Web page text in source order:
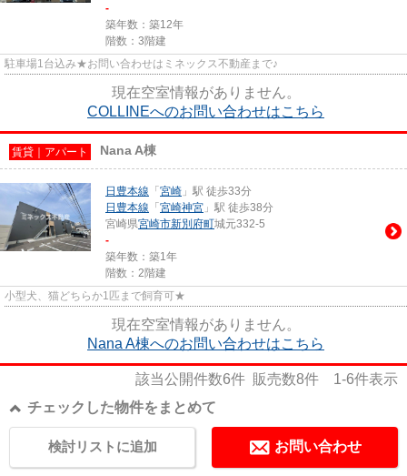
-
築年数：築12年
階数：3階建
駐車場1台込み★お問い合わせはミネックス不動産まで♪
現在空室情報がありません。
COLLINEへのお問い合わせはこちら
賃貸｜アパート Nana A棟
日豊本線 「 宮崎 」駅 徒歩33分
日豊本線 「 宮崎神宮 」駅 徒歩38分
宮崎県宮崎市新別府町城元332-5
-
築年数：築1年
階数：2階建
小型犬、猫どちらか1匹まで飼育可★
現在空室情報がありません。
Nana A棟へのお問い合わせはこちら
該当公開件数6件 販売数8件 1-6件表示
チェックした物件をまとめて
お問い合わせ
検討リストに追加